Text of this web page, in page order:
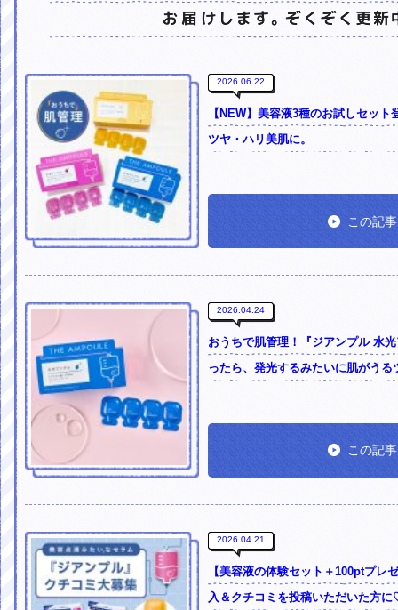
2026.06.22
【NEW】美容液3種のお試しセッ
ツヤ・ハリ美肌に。
この記
2026.04.24
おうちで肌管理！『ジアンプル 水
ったら、発光するみたいに肌がうる
この記
2026.04.21
【美容液の体験セット＋100ptプレ
入＆クチコミを投稿いただいた方